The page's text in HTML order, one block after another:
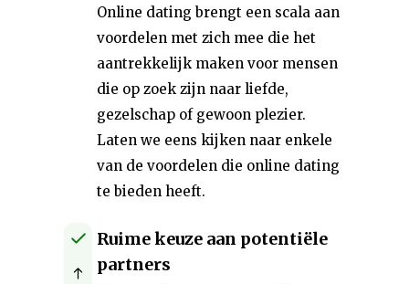
Online dating brengt een scala aan
voordelen met zich mee die het
aantrekkelijk maken voor mensen
die op zoek zijn naar liefde,
gezelschap of gewoon plezier.
Laten we eens kijken naar enkele
van de voordelen die online dating
te bieden heeft.
Ruime keuze aan potentiële
partners